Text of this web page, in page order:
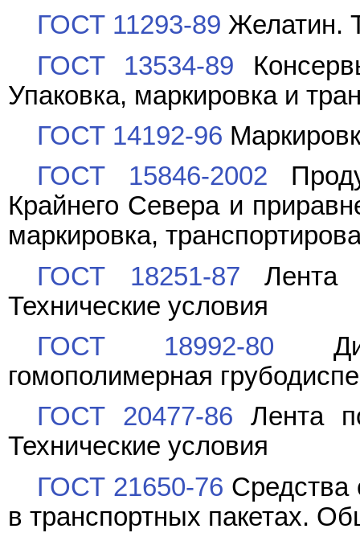
ГОСТ 11293-89 Желатин.
ГОСТ 13534-89
Упаковка, маркировка и
ГОСТ 14192-96
ГОСТ 15846-2002
Крайнего Севера и
маркировка,
ГОСТ 18251-87 Лента
Технические условия
ГОСТ 18992-80
гомополимерная
ГОСТ 20477-86 Лента
Технические условия
ГОСТ 21650-76 Средства
в транспортных пакетах.